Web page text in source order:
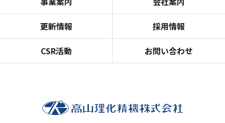
更新情報 採用情報
CSR活動 お問い合わせ